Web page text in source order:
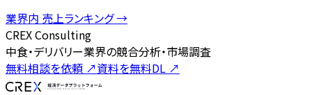
業界内 売上ランキング →
CREX Consulting
中食・デリバリー業界の競合分析・市場調査
無料相談を依頼 ↗資料を無料DL ↗